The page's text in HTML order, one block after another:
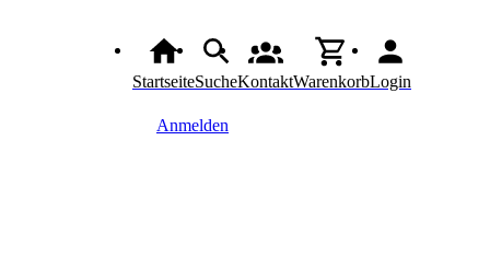
StartseiteSucheKontaktWarenkorbLogin
Anmelden